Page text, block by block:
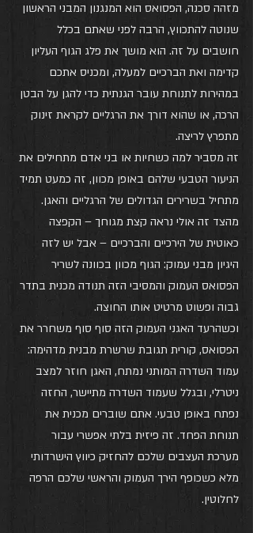
מזהה סכנה, הפסואס הוא המנגנון המבני הראשון
שנוטה להתכווץ, הרבה לפני שאתם בכלל
חושבים על זה. הוא מושך את פלג הגוף העליון
קדימה ואת הברכיים למעלה, ומכניס אתכם
במהירות לתנוחת עובר הגנתית כדי להגן על הבטן
הרכה, או שהוא דורך את הרגליים לקראת זינוק
מתפרץ לריצה.
זה מסביר למה כשחיות או בני אדם מתחילים את
הניעור הטבעי שלהם באופן מכוון, זה כמעט תמיד
מתחיל בשרירים הגדולים של הרגליים והאגן.
מהצד זה אולי נראה קצת מגוחך – הקפצה
כאוטית של הירכיים והברכיים – אבל יש לזה
היגיון מבני עמוק: הגוף מכוון בכוונה לשריר
הפסואס העמוק והמסיבי הזה תנודה מכנית בתדר
גבוה ופשוט מרטיט אותו החוצה.
וכשהרעד האגני העמוק הזה סוף סוף משחרר את
הפסואס, קורית תגובת שרשרת מבנית מדהימה:
עמוד השדרה המותני נמתח, האגן חוזר למצב
ניטרלי, ובגלל שעמוד השדרה מתיישר, החזה
נפתח באופן טבעי. אתם שוברים מכנית את
תנוחת הפחד. זה פיזית בלתי אפשרי עבור
מערכת העצבים שלכם להחזיק כיווץ הישרדותי
מלא כשכופף הירך העמוק והראשי שלכם הרפה
לחלוטין.